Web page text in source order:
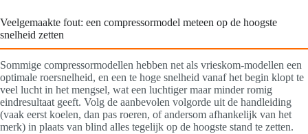
Veelgemaakte fout: een compressormodel meteen op de hoogste
snelheid zetten
Sommige compressormodellen hebben net als vrieskom-modellen een
optimale roersnelheid, en een te hoge snelheid vanaf het begin klopt te
veel lucht in het mengsel, wat een luchtiger maar minder romig
eindresultaat geeft. Volg de aanbevolen volgorde uit de handleiding
(vaak eerst koelen, dan pas roeren, of andersom afhankelijk van het
merk) in plaats van blind alles tegelijk op de hoogste stand te zetten.